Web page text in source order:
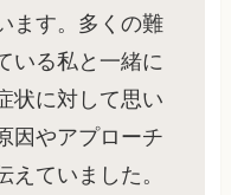
ます。多くの難
いる私と一緒に
状に対して思い
因やアプローチ
ていました。